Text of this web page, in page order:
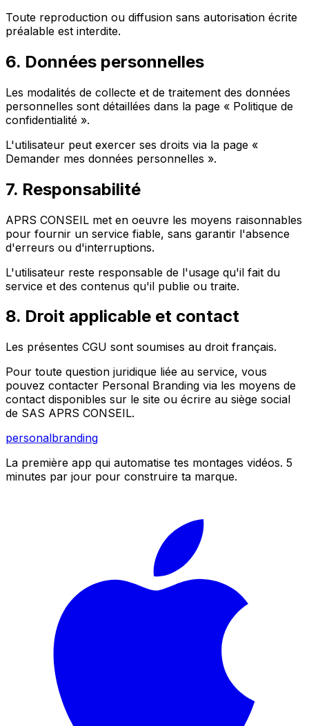
Toute reproduction ou diffusion sans autorisation écrite
préalable est interdite.
6. Données personnelles
Les modalités de collecte et de traitement des données
personnelles sont détaillées dans la page « Politique de
confidentialité ».
L'utilisateur peut exercer ses droits via la page «
Demander mes données personnelles ».
7. Responsabilité
APRS CONSEIL met en oeuvre les moyens raisonnables
pour fournir un service fiable, sans garantir l'absence
d'erreurs ou d'interruptions.
L'utilisateur reste responsable de l'usage qu'il fait du
service et des contenus qu'il publie ou traite.
8. Droit applicable et contact
Les présentes CGU sont soumises au droit français.
Pour toute question juridique liée au service, vous
pouvez contacter Personal Branding via les moyens de
contact disponibles sur le site ou écrire au siège social
de SAS APRS CONSEIL.
personalbranding
La première app qui automatise tes montages vidéos. 5
minutes par jour pour construire ta marque.